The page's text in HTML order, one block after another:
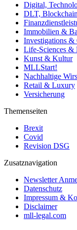
Digital,
DLT,
Immobilien &
Investigations &
Life-Sciences &
Kunst & Kultur
MLLStart!
Nachhaltige
Retail & Luxury
Versicherung
Themenseiten
Brexit
Covid
Revision DSG
Zusatznavigation
Newsletter
Datenschutz
Impressum &
Disclaimer
mll-legal.com